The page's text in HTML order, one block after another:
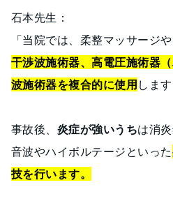
石本先生：
「当院では、柔整マッサージ
干渉波施術器、高電圧施術器
波施術器を複合的に使用 します
事故後、 炎症が強いうちは消
音波やハイボルテージといった
技を行います。